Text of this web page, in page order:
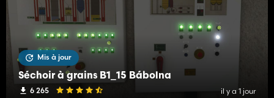
Mis à jour
Séchoir à grains B1_15 Bábolna
6 265 il y a 1 jour